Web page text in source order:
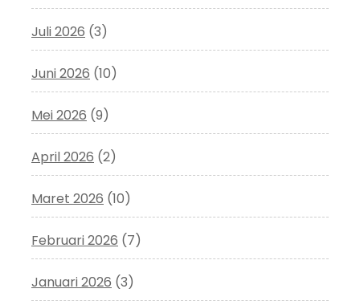
Juli 2026 (3)
Juni 2026 (10)
Mei 2026 (9)
April 2026 (2)
Maret 2026 (10)
Februari 2026 (7)
Januari 2026 (3)